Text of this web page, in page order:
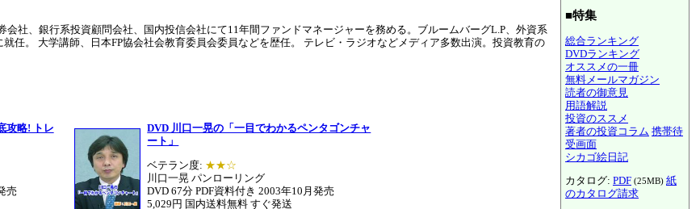
社、銀行系投資顧問会社、国内投信会社にて11年間ファンドマネージャーを務める。ブルームバーグL.P、外資系
任。 大学講師、日本FP協会社会教育委員会委員などを歴任。 テレビ・ラジオなどメディア多数出演。投資教育の
攻略! トレ
売
DVD 川口一晃の「一目でわかるペンタゴンチャ
ート」
ベテラン度: ★★☆
川口一晃 パンローリング
DVD 67分 PDF資料付き 2003年10月発売
5,029円 国内送料無料 すぐ発送
■特集
総合ランキング
DVDランキング
オススメの一冊
無料メールマガジン
読者の御意見
用語解説
投資のススメ
著者の投資コラム 携帯待
受画面
シカゴ絵日記
カタログ: PDF (25MB) 紙
のカタログ請求